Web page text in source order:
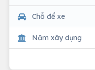
Chỗ để xe
Năm xây dựng